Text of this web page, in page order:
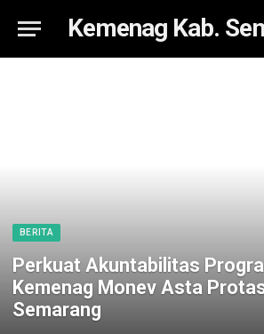
Kemenag Kab.
BERITA
Perkuat Akuntabilitas
Kemenag Monev Asta
Semarang